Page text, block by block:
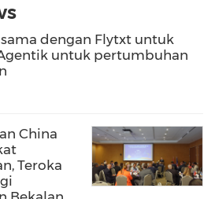
pembangunan, dan
dan Amerika Syarikat,
segmen industri,
yang berhasrat
terkini serta syarikat
dengan Flytxt untuk
untuk pertumbuhan
China
Teroka